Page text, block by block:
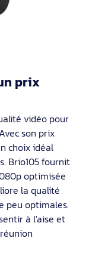
prix
vidéo pour
son prix
choix idéal
Brio105 fournit
optimisée
la qualité
peu optimales.
à l'aise et